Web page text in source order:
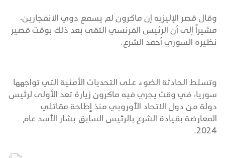
وقال قصر الإليزيه إن ماكرون لم يسمع دوي الانفجارين،
مشيراً إلى أن الرئيس الفرنسي التقى بعد ذلك بوقت قصير
نظيره السوري أحمد الشرع.
وتسلط الحادثة الضوء على التحديات الأمنية التي تواجهها
سوريا، في وقت يجري فيه ماكرون زيارة تعد الأولى لرئيس
دولة من دول الاتحاد الأوروبي منذ إطاحة مقاتلي
المعارضة بقيادة الشرع بالرئيس السابق بشار الأسد عام
2024.